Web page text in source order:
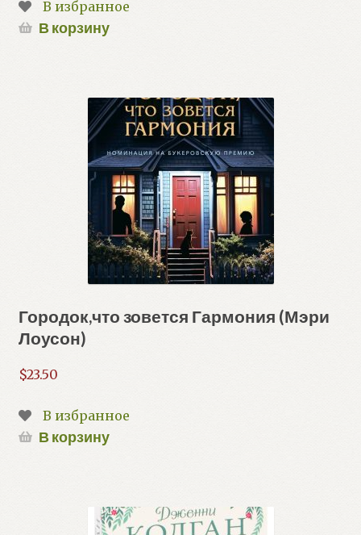
В избранное
В корзину
Городок,что зовется Гармония (Мэри
Лоусон)
$23.50
В избранное
В корзину